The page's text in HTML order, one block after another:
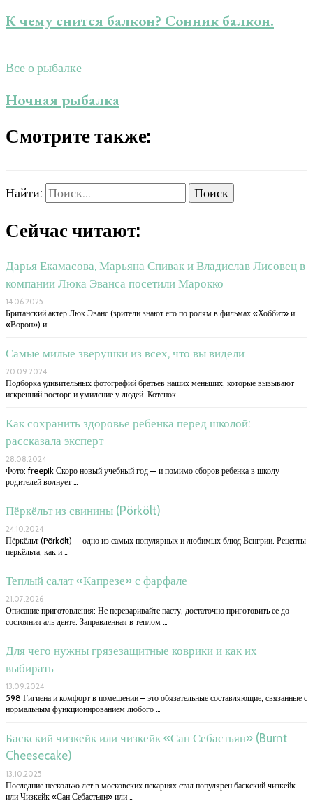
К чему снится балкон? Сонник балкон.
Все о рыбалке
Ночная рыбалка
Смотрите также:
Найти:
Сейчас читают:
Дарья Екамасова, Марьяна Спивак и Владислав Лисовец в
компании Люка Эванса посетили Марокко
14.06.2025
Британский актер Люк Эванс (зрители знают его по ролям в фильмах «Хоббит» и
«Ворон») и …
Самые милые зверушки из всех, что вы видели
20.09.2024
Подборка удивительных фотографий братьев наших меньших, которые вызывают
искренний восторг и умиление у людей. Котенок …
Как сохранить здоровье ребенка перед школой:
рассказала эксперт
28.08.2024
Фото: freepik Скоро новый учебный год — и помимо сборов ребенка в школу
родителей волнует …
Пёркёльт из свинины (Pörkölt)
24.10.2024
Пёркёльт (Pörkölt) — одно из самых популярных и любимых блюд Венгрии. Рецепты
перкёльта, как и …
Теплый салат «Капрезе» с фарфале
21.07.2026
Описание приготовления: Не переваривайте пасту, достаточно приготовить ее до
состояния аль денте. Заправленная в теплом …
Для чего нужны грязезащитные коврики и как их
выбирать
13.09.2024
598 Гигиена и комфорт в помещении – это обязательные составляющие, связанные с
нормальным функционированием любого …
Баскский чизкейк или чизкейк «Сан Себастьян» (Burnt
Cheesecake)
13.10.2025
Последние несколько лет в московских пекарнях стал популярен баскский чизкейк
или Чизкейк «Сан Себастьян» или …